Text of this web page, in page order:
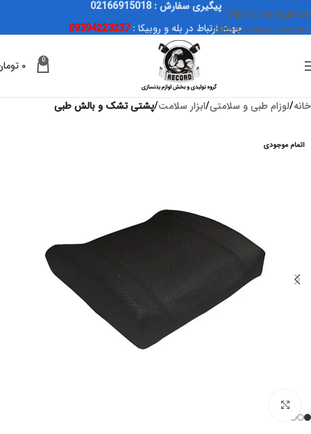
Skip to navigation
Skip to main content
پیگیری سفارش : 02166915018
جهت ارتباط در بله و روبیکا :09394223237
0 ۰
خانه لوزام طبی و سلامتی ابزار سلامت پشتی تشک و بالش طبی
اتمام موجودی